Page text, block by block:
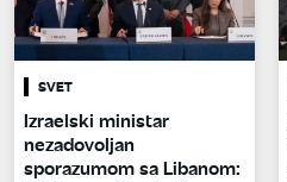
SVET
Izraelski ministar
nezadovoljan
sporazumom sa Libanom: